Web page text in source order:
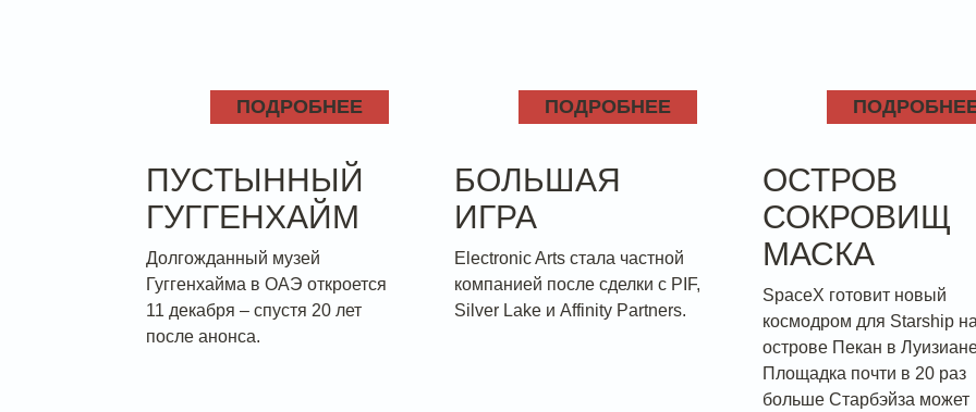
ПОДРОБНЕЕ
ПУСТЫННЫЙ
ГУГГЕНХАЙМ
Долгожданный музей
Гуггенхайма в ОАЭ откроется
11 декабря – спустя 20 лет
после анонса.
ПОДРОБНЕЕ
БОЛЬШАЯ
ИГРА
Electronic Arts стала частной
компанией после сделки с PIF,
Silver Lake и Affinity Partners.
ОСТРОВ
СОКРОВИЩ
МАСКА
SpaceX готовит новый
космодром для Starship на
острове Пекан в
Площадка почти в 20 раз
больше Старбэйза может